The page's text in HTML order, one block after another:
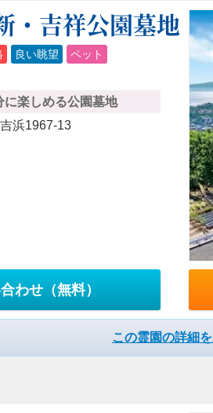
・吉祥公園墓地
良い眺望
ペット
楽しめる公園墓地
浜1967-13
わせ （無料）
この霊園の詳細